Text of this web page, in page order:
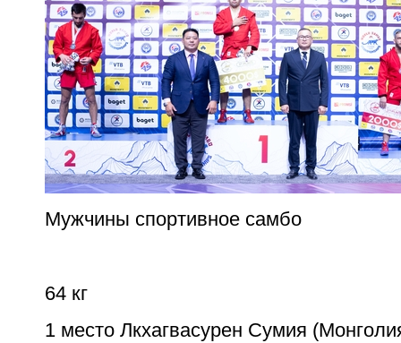
Мужчины спортивное самбо
64 кг
1 место Лкхагвасурен Сумия